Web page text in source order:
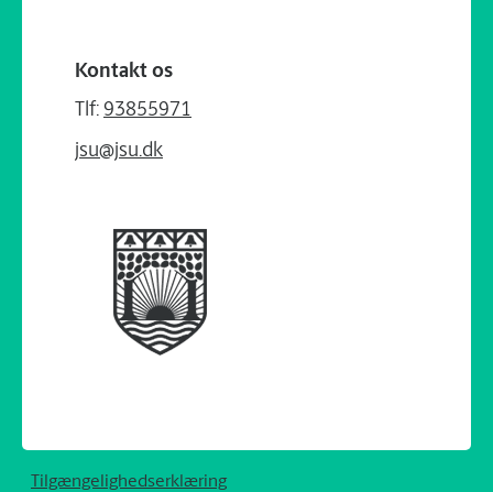
Kontakt os
Tlf: 93855971
jsu@jsu.dk
Tilgængelighedserklæring